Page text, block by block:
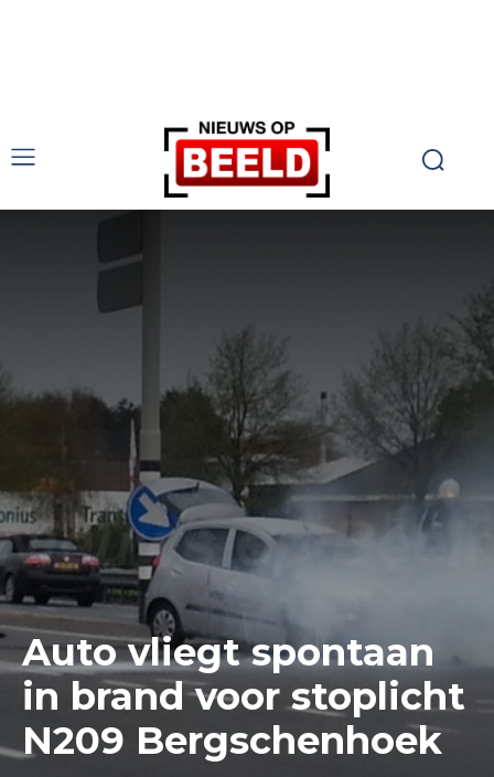
Auto vliegt spontaan
in brand voor stoplicht
N209 Bergschenhoek